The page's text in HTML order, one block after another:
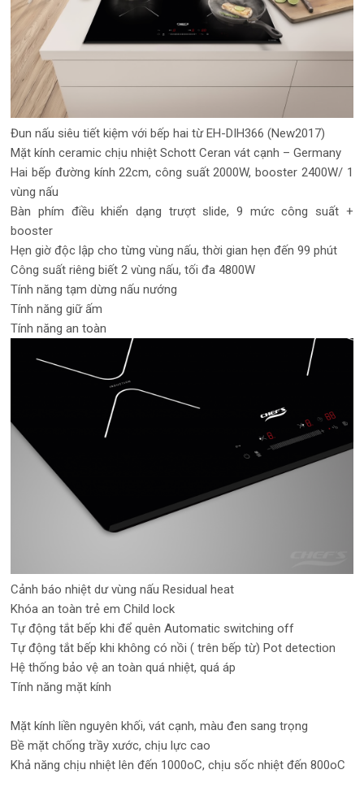
Đun nấu siêu tiết kiệm với bếp hai từ EH-DIH366 (New2017)
Mặt kính ceramic chịu nhiệt Schott Ceran vát cạnh – Germany
Hai bếp đường kính 22cm, công suất 2000W, booster 2400W/ 1
vùng nấu
Bàn phím điều khiển dạng trượt slide, 9 mức công suất +
booster
Hẹn giờ độc lập cho từng vùng nấu, thời gian hẹn đến 99 phút
Công suất riêng biết 2 vùng nấu, tối đa 4800W
Tính năng tạm dừng nấu nướng
Tính năng giữ ấm
Tính năng an toàn
Cảnh báo nhiệt dư vùng nấu Residual heat
Khóa an toàn trẻ em Child lock
Tự động tắt bếp khi để quên Automatic switching off
Tự động tắt bếp khi không có nồi ( trên bếp từ) Pot detection
Hệ thống bảo vệ an toàn quá nhiệt, quá áp
Tính năng mặt kính
Mặt kính liền nguyên khối, vát cạnh, màu đen sang trọng
Bề mặt chống trầy xước, chịu lực cao
Khả năng chịu nhiệt lên đến 1000oC, chịu sốc nhiệt đến 800oC